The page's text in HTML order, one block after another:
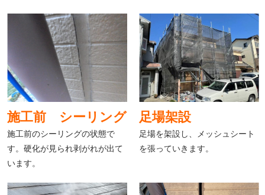
施工前 シーリング
施工前のシーリングの状態で
す。硬化が見られ剥がれが出て
います。
足場架設
足場を架設し、メッシュシート
を張っていきます。